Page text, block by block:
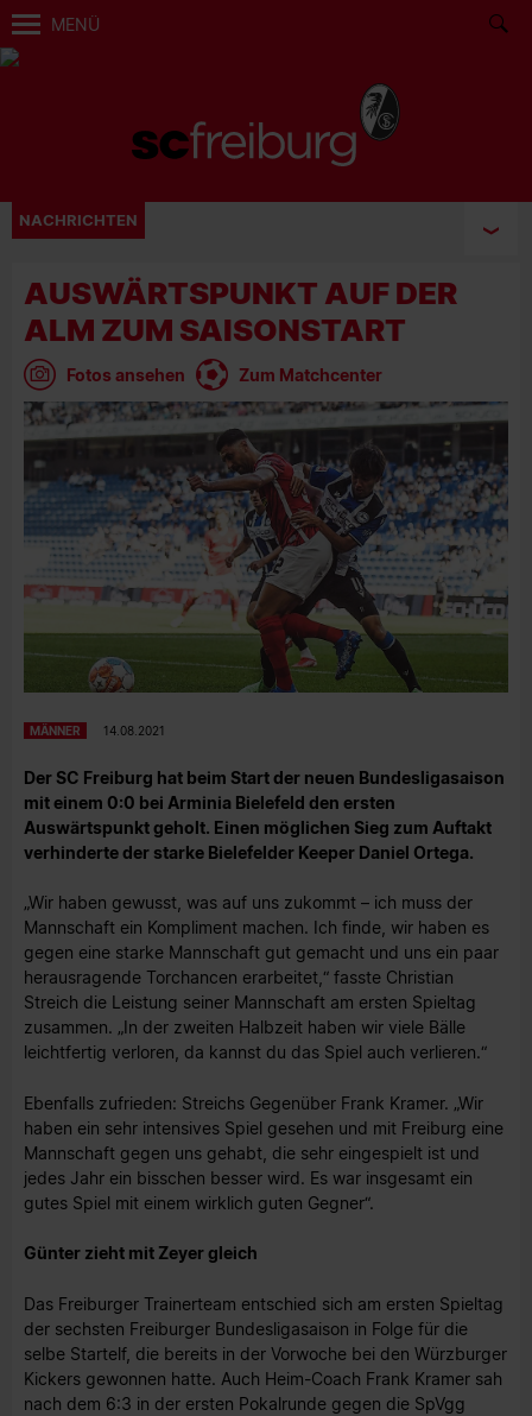
MENÜ
NACHRICHTEN
AUSWÄRTSPUNKT AUF DER
ALM ZUM SAISONSTART
Fotos ansehen Zum Matchcenter
MÄNNER 14.08.2021
Der SC Freiburg hat beim Start der neuen Bundesligasaison
mit einem 0:0 bei Arminia Bielefeld den ersten
Auswärtspunkt geholt. Einen möglichen Sieg zum Auftakt
verhinderte der starke Bielefelder Keeper Daniel Ortega.
„Wir haben gewusst, was auf uns zukommt – ich muss der
Mannschaft ein Kompliment machen. Ich finde, wir haben es
gegen eine starke Mannschaft gut gemacht und uns ein paar
herausragende Torchancen erarbeitet,“ fasste Christian
Streich die Leistung seiner Mannschaft am ersten Spieltag
zusammen. „In der zweiten Halbzeit haben wir viele Bälle
leichtfertig verloren, da kannst du das Spiel auch verlieren.“
Ebenfalls zufrieden: Streichs Gegenüber Frank Kramer. „Wir
haben ein sehr intensives Spiel gesehen und mit Freiburg eine
Mannschaft gegen uns gehabt, die sehr eingespielt ist und
jedes Jahr ein bisschen besser wird. Es war insgesamt ein
gutes Spiel mit einem wirklich guten Gegner“.
Günter zieht mit Zeyer gleich
Das Freiburger Trainerteam entschied sich am ersten Spieltag
der sechsten Freiburger Bundesligasaison in Folge für die
selbe Startelf, die bereits in der Vorwoche bei den Würzburger
Kickers gewonnen hatte. Auch Heim-Coach Frank Kramer sah
nach dem 6:3 in der ersten Pokalrunde gegen die SpVgg